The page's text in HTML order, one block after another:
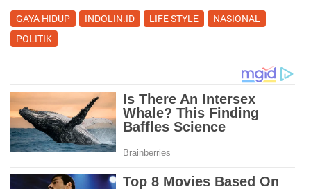
GAYA HIDUP INDOLIN.ID LIFE STYLE
NASIONAL
POLITIK